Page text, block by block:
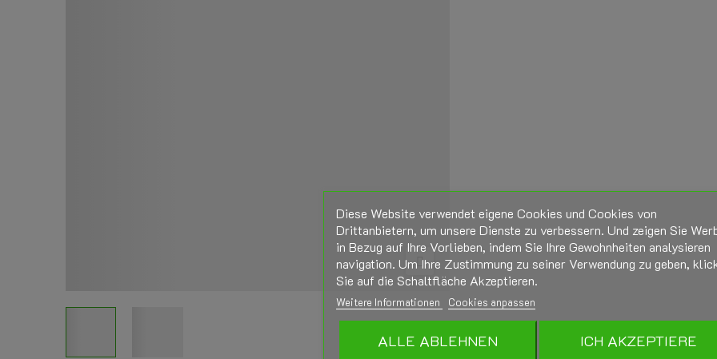
Diese Website verwendet eigene Cookies und Cookies von
Drittanbietern, um unsere Dienste zu verbessern. Und zeigen Sie
in Bezug auf Ihre Vorlieben, indem Sie Ihre Gewohnheiten analysieren
navigation. Um Ihre Zustimmung zu seiner Verwendung zu geben,
Sie auf die Schaltfläche Akzeptieren.
Weitere Informationen Cookies anpassen
ALLE ABLEHNEN ICH AKZEPTIERE